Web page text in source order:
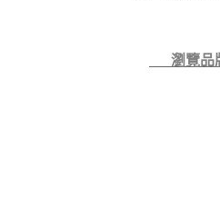
👉 瀏覽